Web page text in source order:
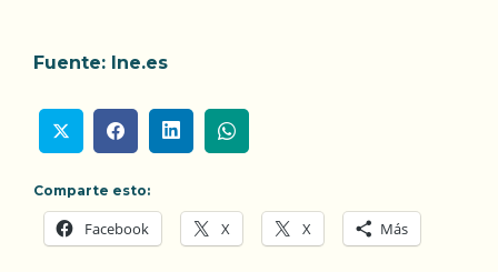
Fuente: lne.es
Comparte esto:
Facebook X X Más